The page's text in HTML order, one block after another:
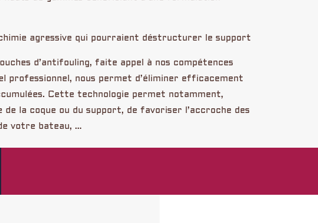
agressive qui pourraient déstructurer le support
d’antifouling, faite appel à nos compétences
professionnel, nous permet d’éliminer efficacement
Cette technologie permet notamment,
la coque ou du support, de favoriser l’accroche des
votre bateau, …